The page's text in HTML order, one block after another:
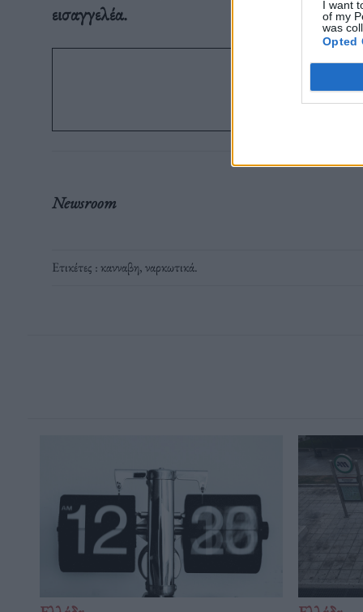
I want
of my
was
Opted
εισαγγελέα.
στο
Newsroom
Ετικέτες :κανναβη,ναρκωτικά.